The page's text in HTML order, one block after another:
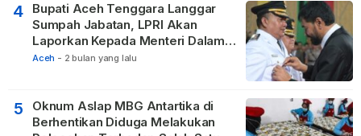
4
Bupati Aceh Tenggara Langgar
Sumpah Jabatan, LPRI Akan
Laporkan Kepada Menteri Dalam
Negeri
Aceh - 2 bulan yang lalu
5
Oknum Aslap MBG Antartika di
Berhentikan Diduga Melakukan